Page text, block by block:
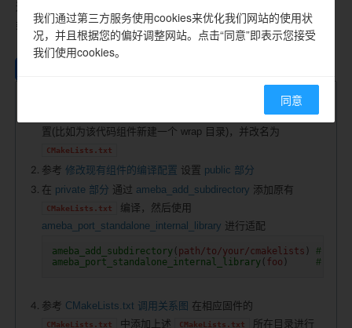
通过非侵入式集成方案实现链接进入固件，具体实施可依据其编译系统
类型选择适配策略。
到一个合适的位
置(比如为该代码组件新建一个 wrap 目录)，并改名为
CMakeLists.txt
参考 修改现有组件的编译配置 设置 public 部分
在 private 部分 通过 ameba_add_subdirectory 添加原有
CMakeLists.txt
编译，然后使用
ameba_port_standalone_internal_library 进行适配
ameba_add_subdirectory path/to/your/cmakelists )
# Add
ameba_port_standalone_internal_library foo ) # Add
参考 CMakeLists.txt 调用关系图 在相应固件的
CMakeLists.txt 中添加上述 CMakeLists.txt
所在目录进行
我们通过第三方服务使用cookies来优化我们网站的使用状
况，并且根据您的偏好调整网站。点击“同意”即表示您接受
我们使用cookies。
同意